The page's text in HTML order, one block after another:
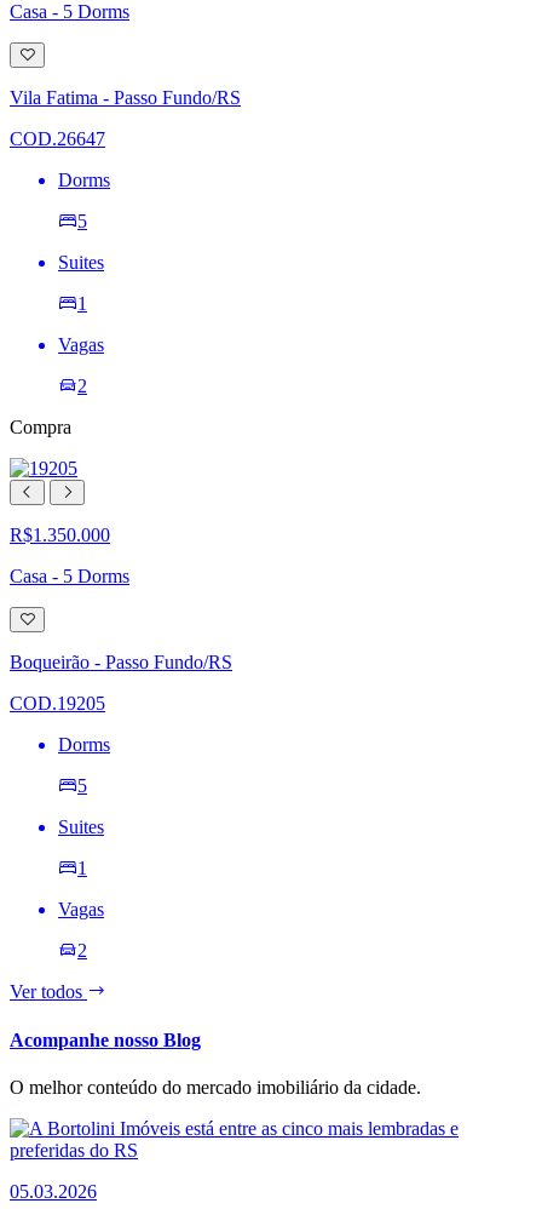
Casa - 5 Dorms
Adicionar
à
lista
de
Vila Fatima - Passo Fundo/RS
COD.26647
Dorms
5
Suites
1
Vagas
2
Compra
R$1.350.000
Casa - 5 Dorms
Adicionar
à
lista
de
Boqueirão - Passo Fundo/RS
COD.19205
Dorms
5
Suites
1
Vagas
2
Ver todos
Acompanhe nosso Blog
O melhor conteúdo do mercado imobiliário da cidade.
05.03.2026